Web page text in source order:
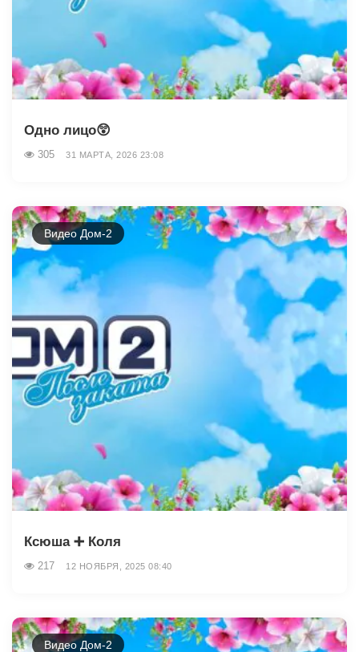
Одно лицо😲
305 31 МАРТА, 2026 23:08
Видео Дом-2
Ксюша ➕️ Коля
217 12 НОЯБРЯ, 2025 08:40
Видео Дом-2